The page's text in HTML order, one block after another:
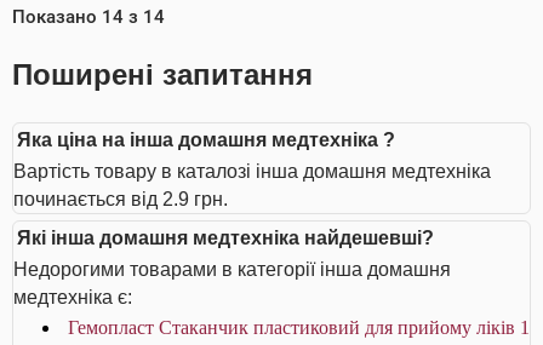
Показано 14 з 14
Поширені запитання
Яка ціна на інша домашня медтехніка ?
Вартість товару в каталозі інша домашня медтехніка
починається від 2.9 грн.
Які інша домашня медтехніка найдешевші?
Недорогими товарами в категорії інша домашня
медтехніка є:
Гемопласт Стаканчик пластиковий для прийому ліків 1